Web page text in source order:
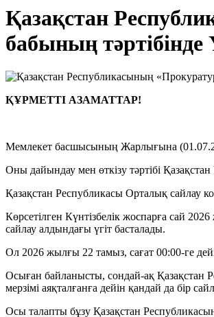
Қазақстан
бабының
ҚҰРМЕТТІ АЗАМАТТАР!
Мемлекет басшысының Жарлығына
Оны дайындау мен өткізу тәртібі
Қазақстан Республикасы Орталық сайлау
Көрсетілген Күнтізбелік жоспарға сай
сайлау алдындағы үгiт басталады.
Ол 2026 жылғы 22 тамыз, сағат 00:00-ге
Осыған байланысты, сондай-ақ Қазақстан
мерзімі аяқталғанға дейін қандай да бір
Осы талапты бұзу Қазақстан